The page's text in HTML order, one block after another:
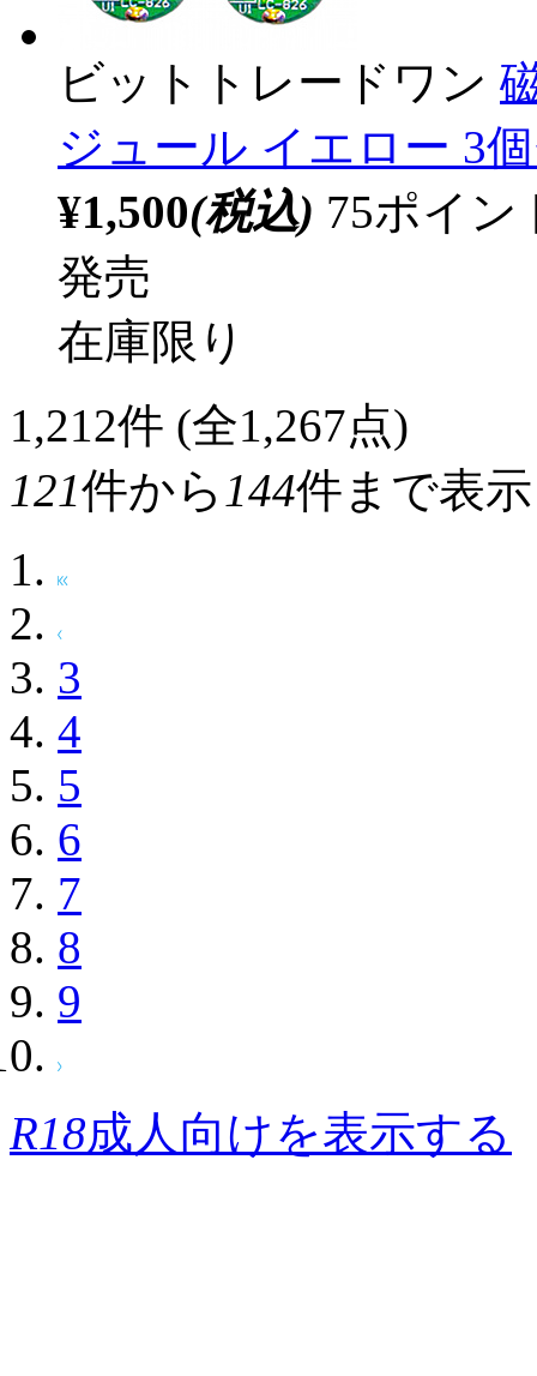
ビットトレードワン
ジュール イエロー 3
¥1,500(税込) 75ポイ
発売
在庫限り
1,212件 (全1,267点)
121件から 144件まで表示
3
4
5
6
7
8
9
R18成人向けを表示する